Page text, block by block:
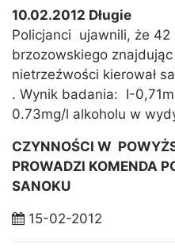
10.02.2012 Długie
Policjanci ujawnili, że
brzozowskiego
nietrzeźwości kierował
. Wynik badania: I-
0.73mg/l alkoholu w
CZYNNOŚCI W
PROWADZI KOMENDA
SANOKU
15-02-2012